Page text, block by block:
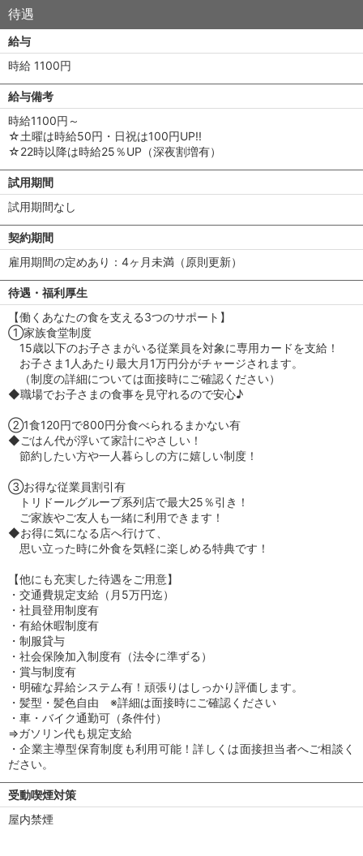
待遇
給与
時給 1100円
給与備考
時給1100円～
☆土曜は時給50円・日祝は100円UP!!
☆22時以降は時給25％UP（深夜割増有）
試用期間
試用期間なし
契約期間
雇用期間の定めあり：4ヶ月未満（原則更新）
待遇・福利厚生
【働くあなたの食を支える3つのサポート】
①家族食堂制度
15歳以下のお子さまがいる従業員を対象に専用カードを支給！
お子さま1人あたり最大月1万円分がチャージされます。
（制度の詳細については面接時にご確認ください）
◆職場でお子さまの食事を見守れるので安心♪
②1食120円で800円分食べられるまかない有
◆ごはん代が浮いて家計にやさしい！
節約したい方や一人暮らしの方に嬉しい制度！
③お得な従業員割引有
トリドールグループ系列店で最大25％引き！
ご家族やご友人も一緒に利用できます！
◆お得に気になる店へ行けて、
思い立った時に外食を気軽に楽しめる特典です！
【他にも充実した待遇をご用意】
・交通費規定支給（月5万円迄）
・社員登用制度有
・有給休暇制度有
・制服貸与
・社会保険加入制度有（法令に準ずる）
・賞与制度有
・明確な昇給システム有！頑張りはしっかり評価します。
・髪型・髪色自由 ※詳細は面接時にご確認ください
・車・バイク通勤可（条件付）
⇒ガソリン代も規定支給
・企業主導型保育制度も利用可能！詳しくは面接担当者へご相談く
ださい。
受動喫煙対策
屋内禁煙